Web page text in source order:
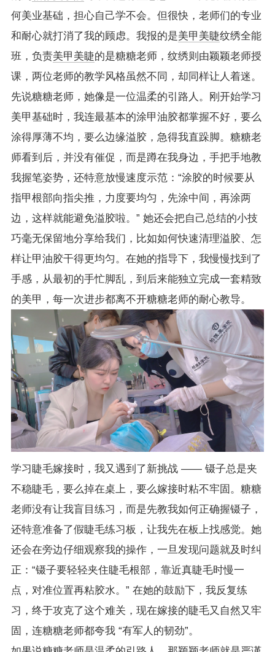
何美业基础，担心自己学不会。但很快，老师们的专业
和耐心就打消了我的顾虑。我报的是美甲美睫纹绣全能
班，负责美甲美睫的是糖糖老师，纹绣则由颖颖老师授
课，两位老师的教学风格虽然不同，却同样让人着迷。
先说糖糖老师，她像是一位温柔的引路人。刚开始学习
美甲基础时，我连最基本的涂甲油胶都掌握不好，要么
涂得厚薄不均，要么边缘溢胶，急得我直跺脚。糖糖老
师看到后，并没有催促，而是蹲在我身边，手把手地教
我握笔姿势，还特意放慢速度示范：“涂胶的时候要从
指甲根部向指尖推，力度要均匀，先涂中间，再涂两
边，这样就能避免溢胶啦。” 她还会把自己总结的小技
巧毫无保留地分享给我们，比如如何快速清理溢胶、怎
样让甲油胶干得更均匀。在她的指导下，我慢慢找到了
手感，从最初的手忙脚乱，到后来能独立完成一套精致
的美甲，每一次进步都离不开糖糖老师的耐心教导。
学习睫毛嫁接时，我又遇到了新挑战 —— 镊子总是夹
不稳睫毛，要么掉在桌上，要么嫁接时粘不牢固。糖糖
老师没有让我盲目练习，而是先教我如何正确握镊子，
还特意准备了假睫毛练习板，让我先在板上找感觉。她
还会在旁边仔细观察我的操作，一旦发现问题就及时纠
正：“镊子要轻轻夹住睫毛根部，靠近真睫毛时慢一
点，对准位置再粘胶水。” 在她的鼓励下，我反复练
习，终于攻克了这个难关，现在嫁接的睫毛又自然又牢
固，连糖糖老师都夸我 “有军人的韧劲”。